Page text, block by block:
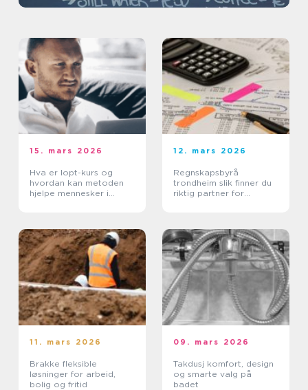
15. mars 2026
Hva er Iopt-kurs og
hvordan kan metoden
hjelpe mennesker i
12. mars 2026
Regnskapsbyrå
trondheim slik finner du
riktig partner for
11. mars 2026
Brakke fleksible
løsninger for arbeid,
bolig og fritid
09. mars 2026
Takdusj komfort, design
og smarte valg på
badet